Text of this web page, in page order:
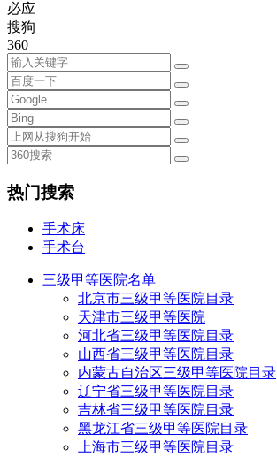
必应
搜狗
360
热门搜索
手术床
手术台
三级甲等医院名单
北京市三级甲等医院目录
天津市三级甲等医院
河北省三级甲等医院目录
山西省三级甲等医院目录
内蒙古自治区三级甲等医院目录
辽宁省三级甲等医院目录
吉林省三级甲等医院目录
黑龙江省三级甲等医院目录
上海市三级甲等医院目录